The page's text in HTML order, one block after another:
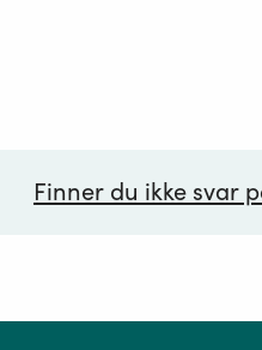
Finner du ikke svar